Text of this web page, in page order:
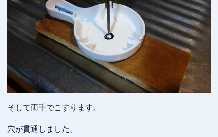
そして両手でこすります。
穴が貫通しました。